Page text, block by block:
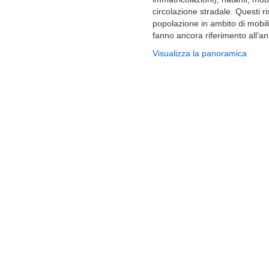
circolazione stradale. Questi
popolazione in ambito di
fanno ancora riferimento
Visualizza la panoramica